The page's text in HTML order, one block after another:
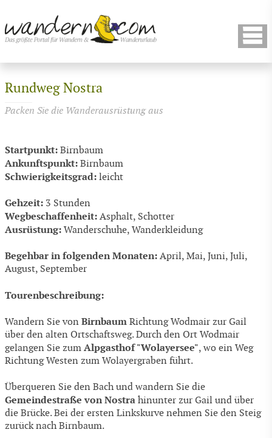
Rundweg Nostra
Packen Sie die Wanderausrüstung aus
Startpunkt: Birnbaum
Ankunftspunkt: Birnbaum
Schwierigkeitsgrad: leicht
Gehzeit: 3 Stunden
Wegbeschaffenheit: Asphalt, Schotter
Ausrüstung: Wanderschuhe, Wanderkleidung
Begehbar in folgenden Monaten: April, Mai, Juni, Juli,
August, September
Tourenbeschreibung:
Wandern Sie von Birnbaum Richtung Wodmair zur Gail
über den alten Ortschaftsweg. Durch den Ort Wodmair
gelangen Sie zum Alpgasthof "Wolayersee", wo ein Weg
Richtung Westen zum Wolayergraben führt.
Überqueren Sie den Bach und wandern Sie die
Gemeindestraße von Nostra hinunter zur Gail und über
die Brücke. Bei der ersten Linkskurve nehmen Sie den Steig
zurück nach Birnbaum.